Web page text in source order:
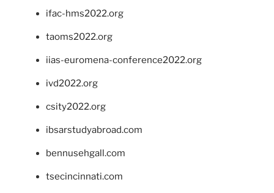
ifac-hms2022.org
taoms2022.org
iias-euromena-conference2022.org
ivd2022.org
csity2022.org
ibsarstudyabroad.com
bennusehgall.com
tsecincinnati.com